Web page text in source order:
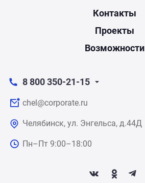
Контакты
Проекты
Возможности
8 800 350-21-15
chel@corporate.ru
Челябинск, ул. Энгельса, д.44Д
Пн–Пт 9:00–18:00